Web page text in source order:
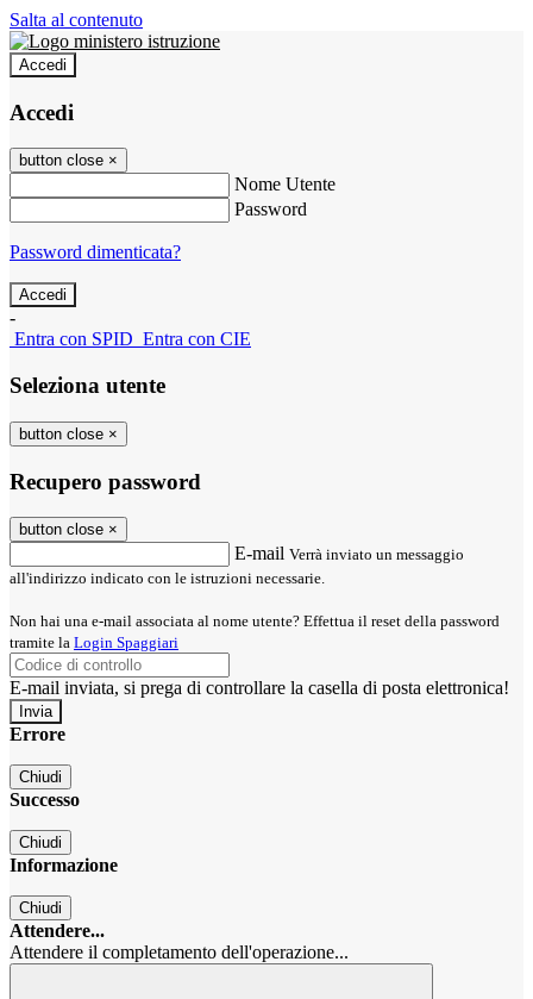
Salta al contenuto
Accedi
Accedi
button close ×
Nome Utente
Password
Password dimenticata?
-
Entra con SPID Entra con CIE
Seleziona utente
button close ×
Recupero password
button close ×
E-mail Verrà inviato un messaggio
all'indirizzo indicato con le istruzioni necessarie.
Non hai una e-mail associata al nome utente? Effettua il reset della password
tramite la Login Spaggiari
E-mail inviata, si prega di controllare la casella di posta elettronica!
Errore
Chiudi
Successo
Chiudi
Informazione
Chiudi
Attendere...
Attendere il completamento dell'operazione...